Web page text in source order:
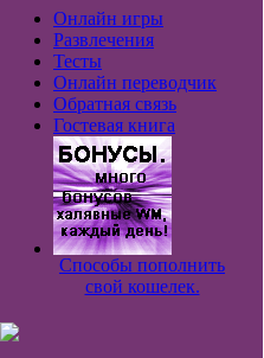
Онлайн игры
Развлечения
Тесты
Онлайн переводчик
Обратная связь
Гостевая книга
Способы пополнить
свой кошелек.